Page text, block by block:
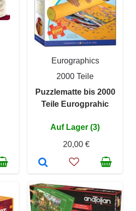
Eurographics
2000 Teile
Puzzlematte bis 2000
Teile Eurogprahic
Auf Lager (3)
20,00 €